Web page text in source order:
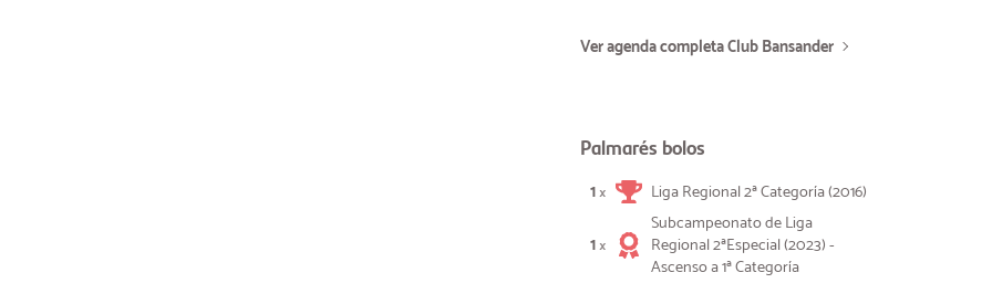
Ver agenda completa Club Bansander
Palmarés bolos
1× Liga Regional 2ª Categoría (2016)
1×
Subcampeonato de Liga
Regional 2ªEspecial (2023) -
Ascenso a 1ª Categoría